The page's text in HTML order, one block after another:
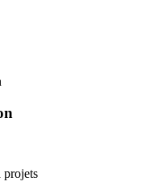
projets